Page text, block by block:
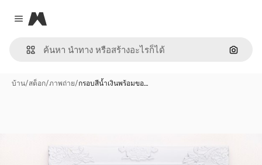
Close menu
Magnific
ค้นหา
บ้าน/สต็อก/ภาพถ่าย/กรอบสีน้ำเงินพร้อมขอ…